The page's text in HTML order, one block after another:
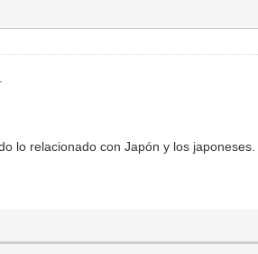
lo relacionado con Japón y los japoneses.